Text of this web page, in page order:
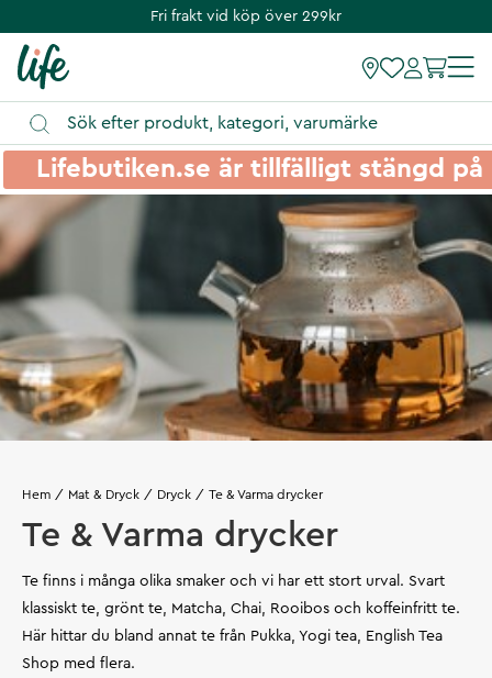
Fri frakt vid köp över 299kr
Lifebutiken.se är tillfälligt stängd
Hem Mat & Dryck Dryck Te & Varma drycker
Te & Varma drycker
Te finns i många olika smaker och vi har ett stort urval. Svart
klassiskt te, grönt te, Matcha, Chai, Rooibos och koffeinfritt te.
Här hittar du bland annat te från Pukka, Yogi tea, English Tea
Shop med flera.